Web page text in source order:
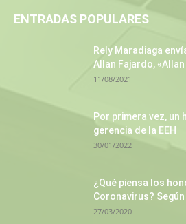
ENTRADAS POPULARES
Rely Maradiaga
Allan Fajardo,
11/08/2021
Por primera vez, un
gerencia de la EEH
30/01/2022
¿Qué piensa los
Coronavirus?
27/03/2020